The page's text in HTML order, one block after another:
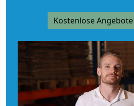
Kostenlose